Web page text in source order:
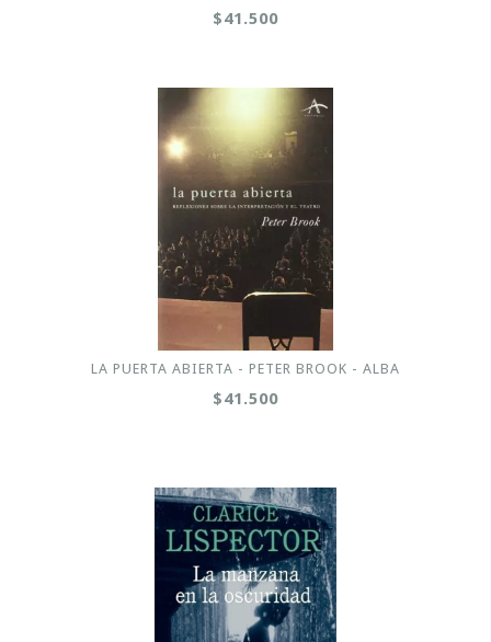
$41.500
LA PUERTA ABIERTA - PETER BROOK - ALBA
$41.500